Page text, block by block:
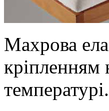
Махрова
кріпленням
температурі.